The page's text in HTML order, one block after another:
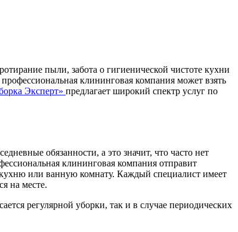
пыли, забота о гигиенической чистоте кухни
клининговая компания может взять
Эксперт» предлагает широкий спектр услуг по
обязанности, а это значит, что часто нет
клининговая компания отправит
или ванную комнату. Каждый специалист имеет
на месте.
регулярной уборки, так и в случае периодических